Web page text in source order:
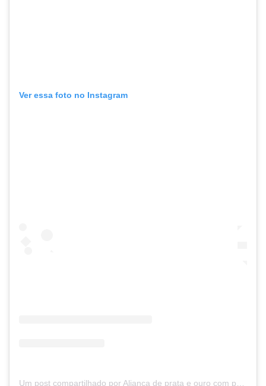
Ver essa foto no Instagram
Um post compartilhado por Aliança de prata e ouro com pedras naturais (@a.sdesigner_joias)